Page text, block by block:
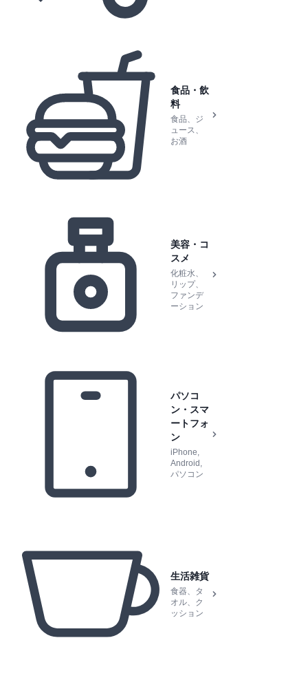
食品・飲
料
食品、ジ
ュース、
お酒
美容・コ
スメ
化粧水、
リップ、
ファンデ
ーション
パソコ
ン・スマ
ートフォ
ン
iPhone,
Android,
パソコン
生活雑貨
食器、タ
オル、ク
ッション